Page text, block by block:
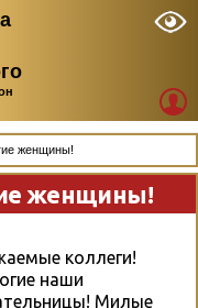
женщины!
женщины!
коллеги!
наши
Милые